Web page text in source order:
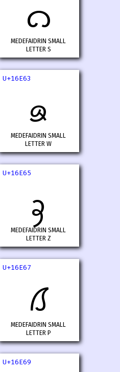
𖹡
MEDEFAIDRIN SMALL
LETTER S
U+16E63
𖹣
MEDEFAIDRIN SMALL
LETTER W
U+16E65
𖹥
MEDEFAIDRIN SMALL
LETTER Z
U+16E67
𖹧
MEDEFAIDRIN SMALL
LETTER P
U+16E69